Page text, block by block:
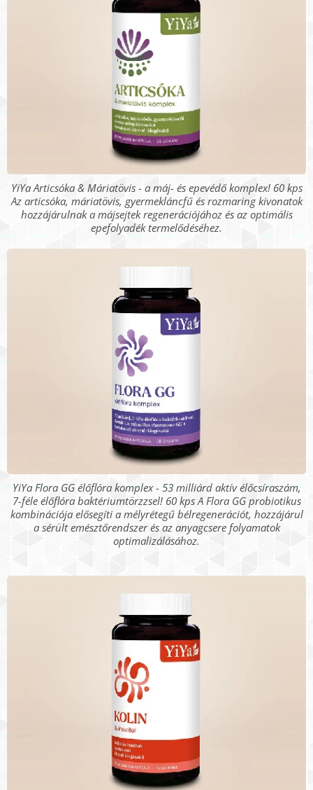
YiYa Articsóka & Máriatövis - a máj- és epevédő komplex! 60 kps
Az articsóka, máriatövis, gyermekláncfű és rozmaring kivonatok
hozzájárulnak a májsejtek regenerációjához és az optimális
epefolyadék termelődéséhez.
YiYa Flora GG élőflóra komplex - 53 milliárd aktív élőcsíraszám,
7-féle élőflóra baktériumtörzzsel! 60 kps A Flora GG probiotikus
kombinációja elősegíti a mélyrétegű bélregenerációt, hozzájárul
a sérült emésztőrendszer és az anyagcsere folyamatok
optimalizálásához.